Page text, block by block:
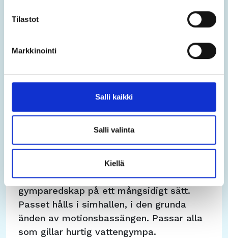
Tilastot
Markkinointi
Salli kaikki
Salli valinta
Kiellä
Lördag
Vattenträning (30 min.)
Tung: en halvtimmes effektiv träning till
musik, där vi använder oss av olika
gymparedskap på ett mångsidigt sätt.
Passet hålls i simhallen, i den grunda
änden av motionsbassängen. Passar alla
som gillar hurtig vattengympa.